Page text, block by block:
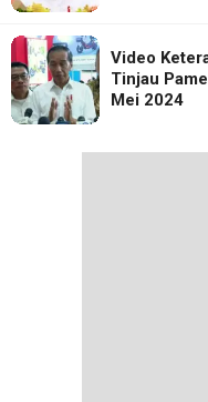
Video
Tinjau
Mei 2024